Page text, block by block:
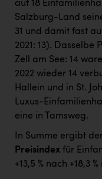
auf 18
Salzburg-Land
31 und damit fast
2021: 13). Dasselbe
Zell am See: 14
2022 wieder 14
Hallein und in St.
Luxus-
eine in Tamsweg.
In Summe ergibt
Preisindex für
+13,5 % nach +18,3